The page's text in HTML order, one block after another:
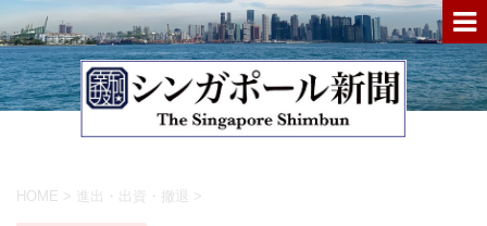
HOME > 進出・出資・撤退 >